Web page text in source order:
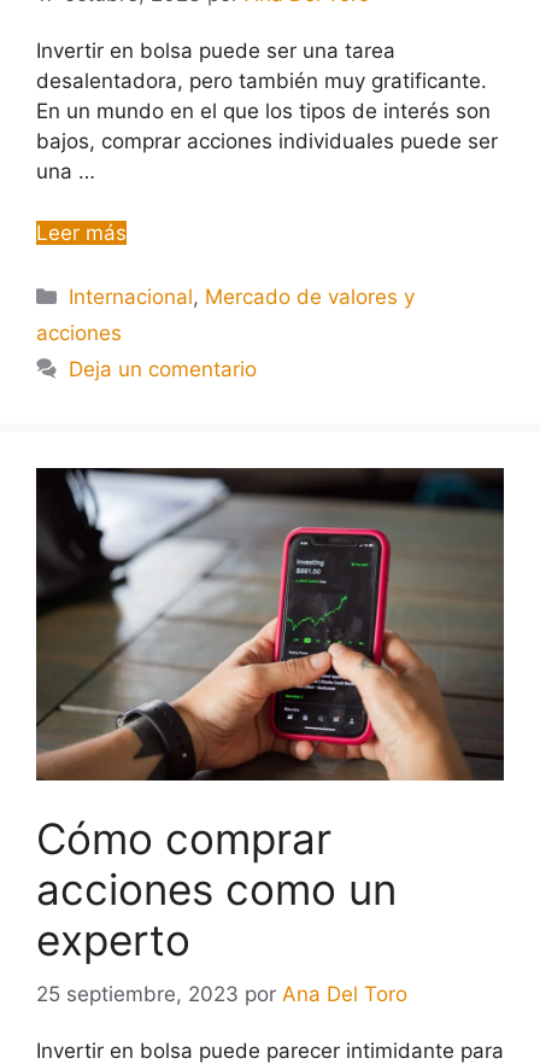
Invertir en bolsa puede ser una tarea
desalentadora, pero también muy gratificante.
En un mundo en el que los tipos de interés son
bajos, comprar acciones individuales puede ser
una …
Leer más
Internacional, Mercado de valores y
acciones
Deja un comentario
Cómo comprar
acciones como un
experto
25 septiembre, 2023 por Ana Del Toro
Invertir en bolsa puede parecer intimidante para